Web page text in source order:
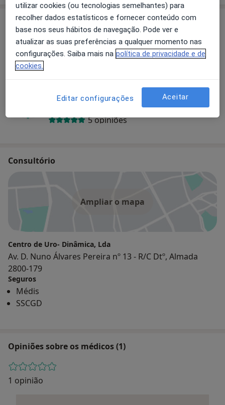
Especialistas Verificar meu plano de sáude
Urologista
José Rosa Repolho
5 opiniões
Consultório
Ampliar o mapa
Centro de Uro- Dinâmica, Lda
Av. D. Nuno Álvares Pereira nº 13 - R/C Dtº, Almada
2800-179
Seguros
Médis
SSCGD
Opiniões sobre os médicos (1)
1 opinião
utilizar cookies (ou tecnologias semelhantes) para
recolher dados estatísticos e fornecer conteúdo com
base nos seus hábitos de navegação. Pode ver e
atualizar as suas preferências a qualquer momento nas
configurações. Saiba mais na política de privacidade e de
cookies.
Editar configurações Aceitar